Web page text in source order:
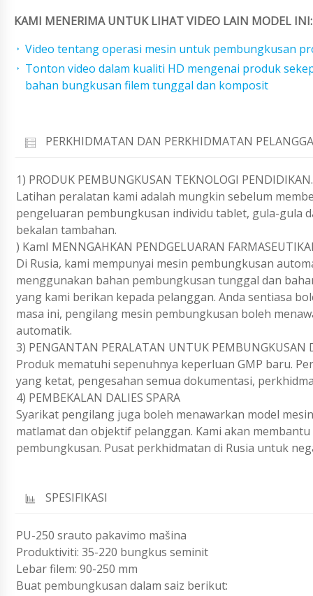
KAMI MENERIMA UNTUK LIHAT VIDEO LAIN MODEL INI:
Video tentang operasi mesin untuk pembungkusan
Tonton video dalam kualiti HD mengenai produk
bahan bungkusan filem tunggal dan komposit
PERKHIDMATAN DAN PERKHIDMATAN
1) PRODUK PEMBUNGKUSAN TEKNOLOGI PENDIDIKAN.
Latihan peralatan kami adalah mungkin sebelum
pengeluaran pembungkusan individu tablet, gula-gula
bekalan tambahan.
) KamI MENNGAHKAN PENDGELUARAN
Di Rusia, kami mempunyai mesin pembungkusan
menggunakan bahan pembungkusan tunggal dan
yang kami berikan kepada pelanggan. Anda sentiasa
masa ini, pengilang mesin pembungkusan boleh
automatik.
3) PENGANTAN PERALATAN UNTUK PEMBUNGKUSAN
Produk mematuhi sepenuhnya keperluan GMP baru.
yang ketat, pengesahan semua dokumentasi,
4) PEMBEKALAN DALIES SPARA
Syarikat pengilang juga boleh menawarkan model
matlamat dan objektif pelanggan. Kami akan
pembungkusan. Pusat perkhidmatan di Rusia untuk
SPESIFIKASI
PU-250 srauto pakavimo mašina
Produktiviti: 35-220 bungkus seminit
Lebar filem: 90-250 mm
Buat pembungkusan dalam saiz berikut: